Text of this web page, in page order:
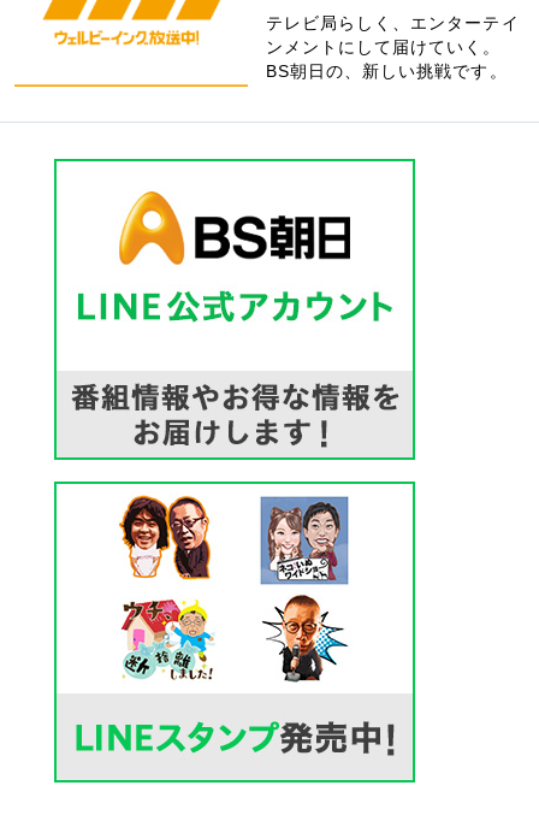
テレビ局らしく、エンターテイ
ンメントにして届けていく。
BS朝日の、新しい挑戦です。